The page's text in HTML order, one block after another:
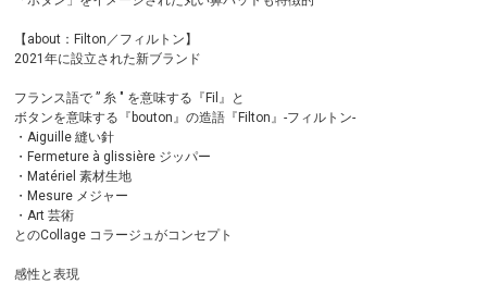
【about：Filton／フィルトン】
2021年に設立された新ブランド
フランス語で ” 糸 " を意味する『Fil』と
ボタンを意味する『bouton』の造語『Filton』-フィルトン-
・Aiguille 縫い針
・Fermeture à glissière ジッパー
・Matériel 素材生地
・Mesure メジャー
・Art 芸術
とのCollage コラージュがコンセプト
感性と表現